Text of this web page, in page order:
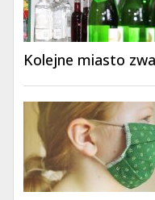
Kolejne miasto